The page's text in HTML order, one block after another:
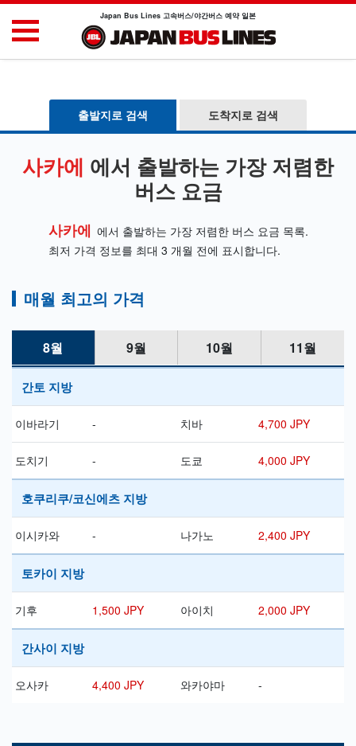
Japan Bus Lines 고속버스/야간버스 예약 일본
출발지로 검색 도착지로 검색
사카에 에서 출발하는 가장 저렴한
버스 요금
사카에 에서 출발하는 가장 저렴한 버스 요금 목록.
최저 가격 정보를 최대 3 개월 전에 표시합니다.
매월 최고의 가격
8월 9월 10월 11월
간토 지방
이바라기 - 치바 4,700 JPY
도치기 - 도쿄 4,000 JPY
호쿠리쿠/코신에츠 지방
이시카와 - 나가노 2,400 JPY
토카이 지방
기후 1,500 JPY 아이치 2,000 JPY
간사이 지방
오사카 4,400 JPY 와카야마 -